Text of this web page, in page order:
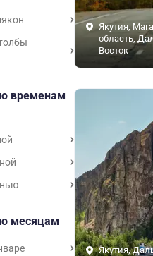
временам
месяцам
Якутия,
область,
Восток
Якутия,